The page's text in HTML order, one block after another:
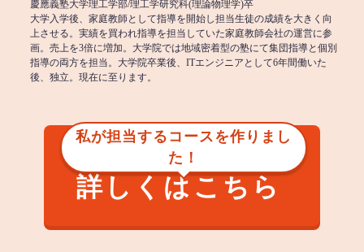
慶應義塾大学理工学部/理工学研究科(理論物理学)卒
大学入学後、家庭教師として指導を開始し担当生徒の成績を大きく向
上させる。実績を買われ指導を担当していた家庭教師会社の運営に参
画。売上を3倍に増加。大学院では地域密着型の塾にて集団指導と個別
指導の両方を担当。大学院卒業後、ITエンジニアとして6年間働いた
後、独立。現在に至ります。
私が担当するコースを作りまし
た！
詳しくはこちら